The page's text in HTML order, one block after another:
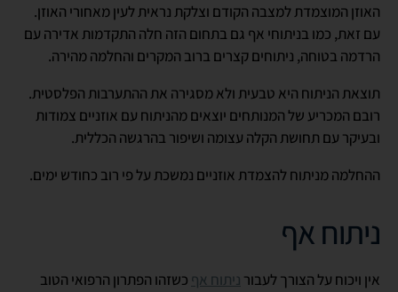
האוזן המוצמדת למצבה הקודם וצלקת נראית לעין מאחורי האוזן.
עם זאת, כמו בניתוחי אף גם בתחום הזה חלה התקדמות אדירה עם
הרדמה בטוחה, ניתוחים קצרים ברוב המקרים והחלמה מהירה.
תוצאת הניתוח היא טבעית ולא מסגירה את ההתערבות הפלסטית.
רובם המכריע של המנותחים יוצאים מהניתוח עם אוזניים צמודות
ובעיקר עם תחושת הקלה עצומה ושיפור בהרגשה הכללית.
ההחלמה מניתוח להצמדת אוזניים נמשכת על פי רוב כחודש ימים.
ניתוח אף
אין ויכוח על הצורך לעבור ניתוח אף כשזהו הפתרון הרפואי הטוב